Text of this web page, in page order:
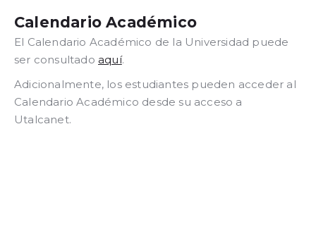
Calendario Académico
El Calendario Académico de la Universidad puede
ser consultado aquí.
Adicionalmente, los estudiantes pueden acceder al
Calendario Académico desde su acceso a
Utalcanet.